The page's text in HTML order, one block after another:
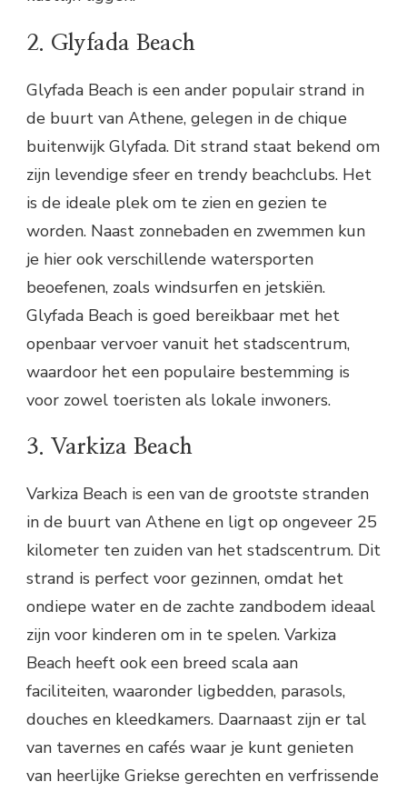
2. Glyfada Beach
Glyfada Beach is een ander populair strand in
de buurt van Athene, gelegen in de chique
buitenwijk Glyfada. Dit strand staat bekend om
zijn levendige sfeer en trendy beachclubs. Het
is de ideale plek om te zien en gezien te
worden. Naast zonnebaden en zwemmen kun
je hier ook verschillende watersporten
beoefenen, zoals windsurfen en jetskiën.
Glyfada Beach is goed bereikbaar met het
openbaar vervoer vanuit het stadscentrum,
waardoor het een populaire bestemming is
voor zowel toeristen als lokale inwoners.
3. Varkiza Beach
Varkiza Beach is een van de grootste stranden
in de buurt van Athene en ligt op ongeveer 25
kilometer ten zuiden van het stadscentrum. Dit
strand is perfect voor gezinnen, omdat het
ondiepe water en de zachte zandbodem ideaal
zijn voor kinderen om in te spelen. Varkiza
Beach heeft ook een breed scala aan
faciliteiten, waaronder ligbedden, parasols,
douches en kleedkamers. Daarnaast zijn er tal
van tavernes en cafés waar je kunt genieten
van heerlijke Griekse gerechten en verfrissende